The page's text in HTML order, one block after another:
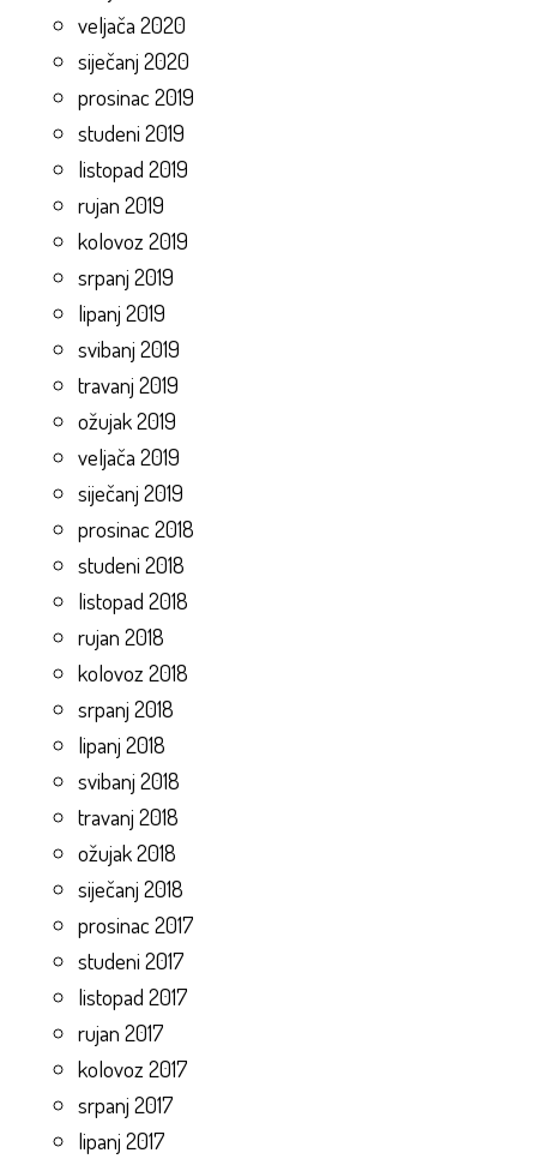
veljača 2020
siječanj 2020
prosinac 2019
studeni 2019
listopad 2019
rujan 2019
kolovoz 2019
srpanj 2019
lipanj 2019
svibanj 2019
travanj 2019
ožujak 2019
veljača 2019
siječanj 2019
prosinac 2018
studeni 2018
listopad 2018
rujan 2018
kolovoz 2018
srpanj 2018
lipanj 2018
svibanj 2018
travanj 2018
ožujak 2018
siječanj 2018
prosinac 2017
studeni 2017
listopad 2017
rujan 2017
kolovoz 2017
srpanj 2017
lipanj 2017